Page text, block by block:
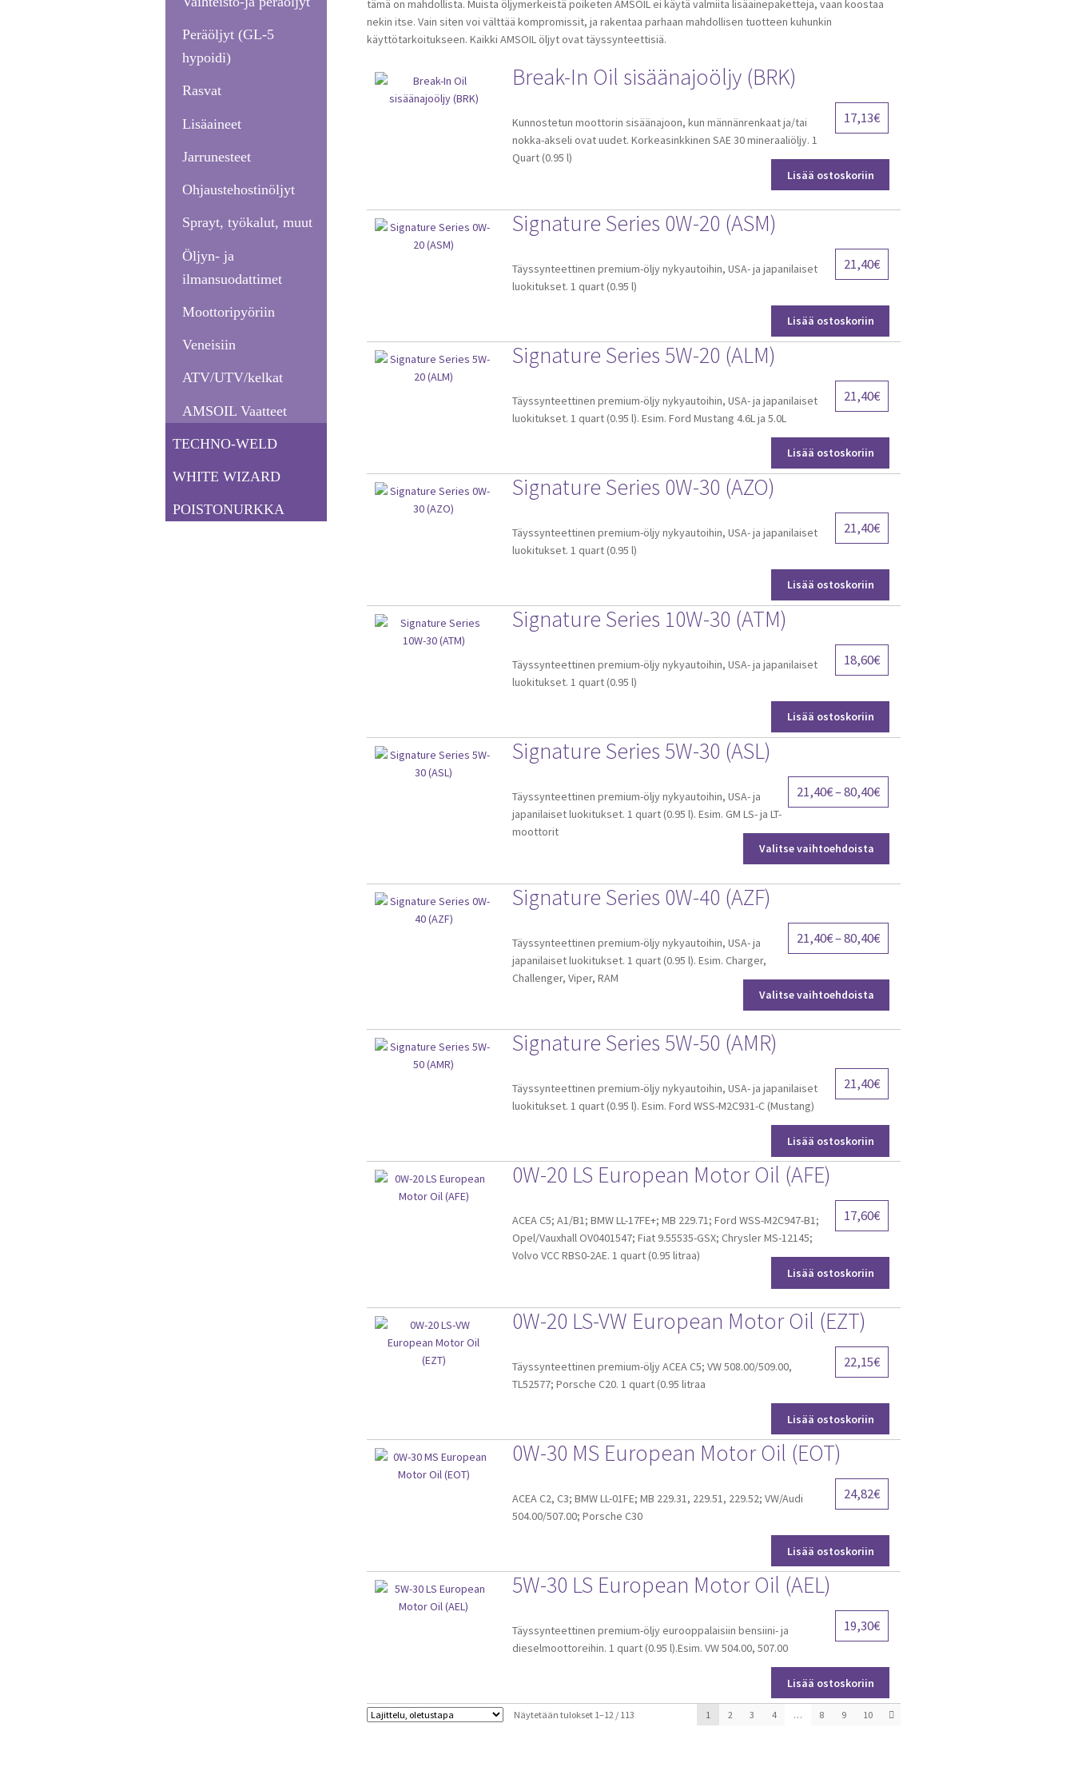
tämä on mahdollista. Muista öljymerkeistä poiketen AMSOIL ei käytä valmiita lisäainepaketteja, vaan koostaa
nekin itse. Vain siten voi välttää kompromissit, ja rakentaa parhaan mahdollisen tuotteen kuhunkin
käyttötarkoitukseen. Kaikki AMSOIL öljyt ovat täyssynteettisiä.
Break-In Oil sisäänajoöljy (BRK)
17,13€
Lisää ostoskoriin
Kunnostetun moottorin sisäänajoon, kun männänrenkaat ja/tai
nokka-akseli ovat uudet. Korkeasinkkinen SAE 30 mineraaliöljy. 1
Quart (0.95 l)
Signature Series 0W-20 (ASM)
21,40€
Lisää ostoskoriin
Täyssynteettinen premium-öljy nykyautoihin, USA- ja japanilaiset
luokitukset. 1 quart (0.95 l)
Signature Series 5W-20 (ALM)
21,40€
Lisää ostoskoriin
Täyssynteettinen premium-öljy nykyautoihin, USA- ja japanilaiset
luokitukset. 1 quart (0.95 l). Esim. Ford Mustang 4.6L ja 5.0L
Signature Series 0W-30 (AZO)
21,40€
Lisää ostoskoriin
Täyssynteettinen premium-öljy nykyautoihin, USA- ja japanilaiset
luokitukset. 1 quart (0.95 l)
Signature Series 10W-30 (ATM)
18,60€
Lisää ostoskoriin
Täyssynteettinen premium-öljy nykyautoihin, USA- ja japanilaiset
luokitukset. 1 quart (0.95 l)
Signature Series 5W-30 (ASL)
21,40€–80,40€Price
range:
21,40€
Valitse vaihtoehdoista
tuotteella
on
useampi
tehdä
valinnat
sivulla.
Täyssynteettinen premium-öljy nykyautoihin, USA- ja
japanilaiset luokitukset. 1 quart (0.95 l). Esim. GM LS- ja LT-
moottorit
Signature Series 0W-40 (AZF)
21,40€–80,40€Price
range:
21,40€
Valitse vaihtoehdoista
tuotteella
on
useampi
tehdä
valinnat
sivulla.
Täyssynteettinen premium-öljy nykyautoihin, USA- ja
japanilaiset luokitukset. 1 quart (0.95 l). Esim. Charger,
Challenger, Viper, RAM
Signature Series 5W-50 (AMR)
21,40€
Lisää ostoskoriin
Täyssynteettinen premium-öljy nykyautoihin, USA- ja japanilaiset
luokitukset. 1 quart (0.95 l). Esim. Ford WSS-M2C931-C (Mustang)
0W-20 LS European Motor Oil (AFE)
17,60€
Lisää ostoskoriin
ACEA C5; A1/B1; BMW LL-17FE+; MB 229.71; Ford WSS-M2C947-B1;
Opel/Vauxhall OV0401547; Fiat 9.55535-GSX; Chrysler MS-12145;
Volvo VCC RBS0-2AE. 1 quart (0.95 litraa)
0W-20 LS-VW European Motor Oil (EZT)
22,15€
Lisää ostoskoriin
Täyssynteettinen premium-öljy ACEA C5; VW 508.00/509.00,
TL52577; Porsche C20. 1 quart (0.95 litraa
0W-30 MS European Motor Oil (EOT)
24,82€
Lisää ostoskoriin
ACEA C2, C3; BMW LL-01FE; MB 229.31, 229.51, 229.52; VW/Audi
504.00/507.00; Porsche C30
5W-30 LS European Motor Oil (AEL)
19,30€
Lisää ostoskoriin
Täyssynteettinen premium-öljy eurooppalaisiin bensiini- ja
dieselmoottoreihin. 1 quart (0.95 l).Esim. VW 504.00, 507.00
Näytetään tulokset 1–12 / 113 1 2 3 4 … 8 9 10
Peräöljyt (GL-5
hypoidi)
Rasvat
Lisäaineet
Jarrunesteet
Ohjaustehostinöljyt
Sprayt, työkalut, muut
Öljyn- ja
ilmansuodattimet
Moottoripyöriin
Veneisiin
ATV/UTV/kelkat
AMSOIL Vaatteet
TECHNO-WELD
WHITE WIZARD
POISTONURKKA